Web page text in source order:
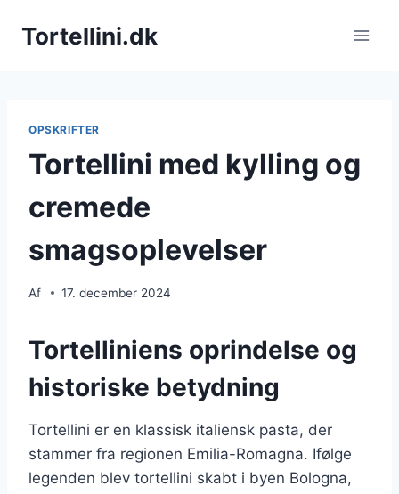
Tortellini.dk
OPSKRIFTER
Tortellini med kylling og
cremede
smagsoplevelser
Af 17. december 2024
Tortelliniens oprindelse og
historiske betydning
Tortellini er en klassisk italiensk pasta, der
stammer fra regionen Emilia-Romagna. Ifølge
legenden blev tortellini skabt i byen Bologna,